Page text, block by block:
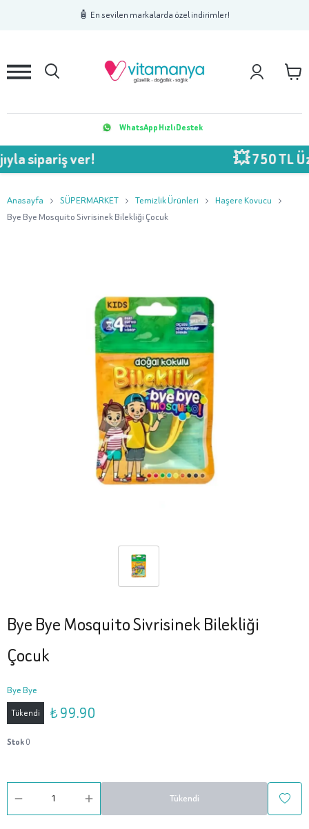
🧴 En sevilen markalarda özel indirimler!
2 3
WhatsApp Hızlı Destek
sipariş ver! 💥 750 TL
Anasayfa SÜPERMARKET Temizlik Ürünleri
Haşere Kovucu
Bye Bye Mosquito Sivrisinek Bilekliği Çocuk
Bye Bye Mosquito Sivrisinek Bilekliği
Çocuk
Bye Bye
Tükendi ₺ 99.90
Stok0
Tükendi